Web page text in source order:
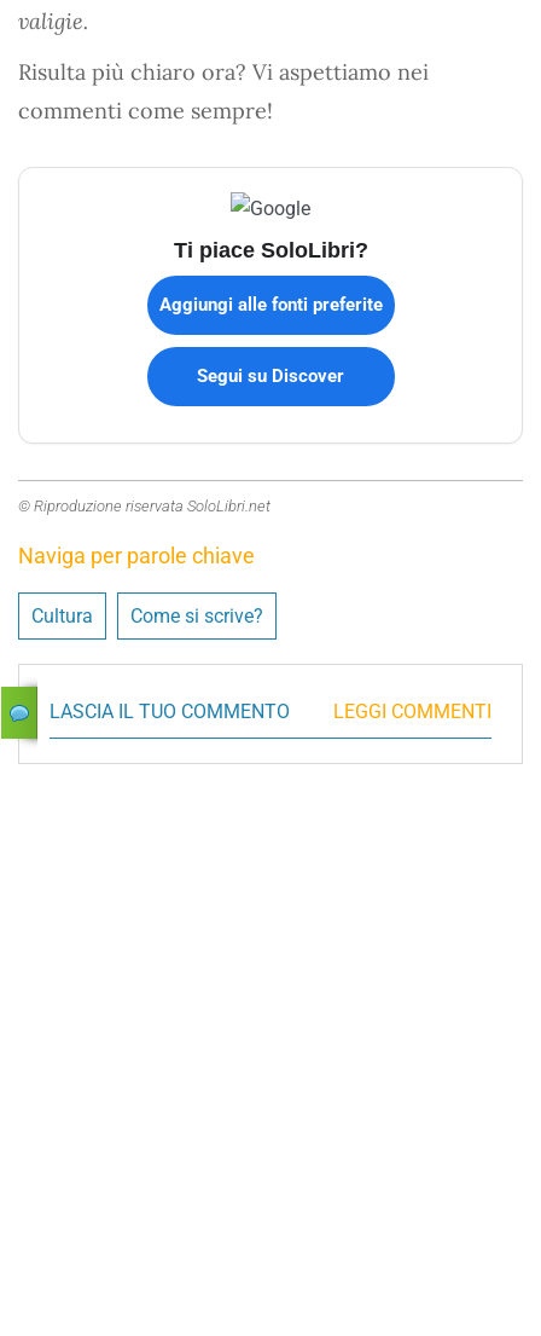
valigie.
Risulta più chiaro ora? Vi aspettiamo nei
commenti come sempre!
Ti piace SoloLibri?
Aggiungi alle fonti preferite
Segui su Discover
© Riproduzione riservata SoloLibri.net
Naviga per parole chiave
Cultura Come si scrive?
LASCIA IL TUO COMMENTO LEGGI COMMENTI